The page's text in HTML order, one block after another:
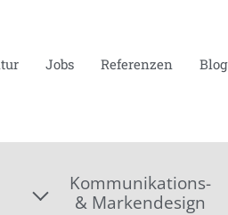
Jobs Referenzen Blog
Kommunikations-
& Markendesign